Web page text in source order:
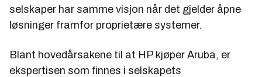
selskaper har samme visjon når det gjelder åpne
løsninger framfor proprietære systemer.
Blant hovedårsakene til at HP kjøper Aruba, er
ekspertisen som finnes i selskapets